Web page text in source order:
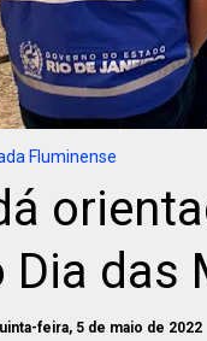
Fluminense
das
feira, 5 de maio de 2022